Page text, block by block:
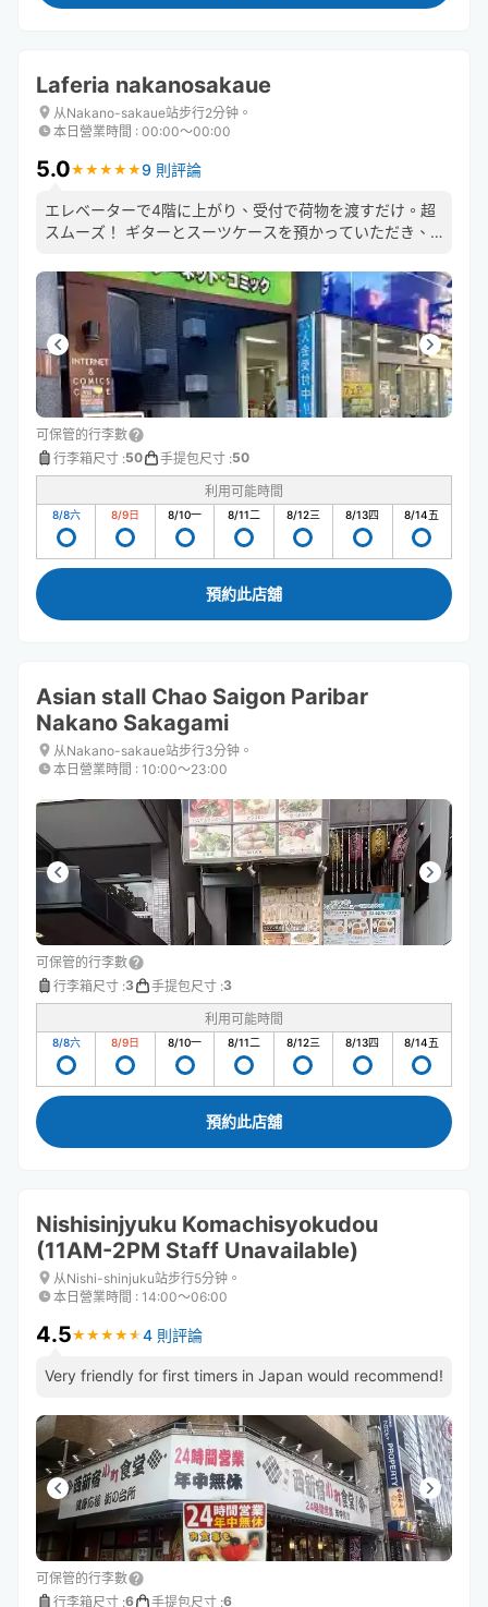
Laferia nakanosakaue
从Nakano-sakaue站步行2分钟。
本日營業時間 : 00:00〜00:00
5.0★ ★ ★ ★ ★
★ ★ ★ ★ ★9 則評論
エレベーターで4階に上がり、受付で荷物を渡すだけ。超
スムーズ！ ギターとスーツケースを預かっていただき、
可保管的行李數
行李箱尺寸 :50 手提包尺寸 :50
利用可能時間
8/8六 8/9日 8/10一 8/11二 8/12三 8/13四 8/14五
預約此店舖
Asian stall Chao Saigon Paribar
Nakano Sakagami
从Nakano-sakaue站步行3分钟。
本日營業時間 : 10:00〜23:00
可保管的行李數
行李箱尺寸 :3 手提包尺寸 :3
利用可能時間
8/8六 8/9日 8/10一 8/11二 8/12三 8/13四 8/14五
預約此店舖
Nishisinjyuku Komachisyokudou
(11AM-2PM Staff Unavailable)
从Nishi-shinjuku站步行5分钟。
本日營業時間 : 14:00〜06:00
4.5★ ★ ★ ★ ★
★ ★ ★ ★ ★ 4 則評論
Very friendly for first timers in Japan would recommend!
可保管的行李數
行李箱尺寸 :6 手提包尺寸 :6